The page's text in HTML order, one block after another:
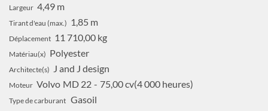
Largeur 4,49 m
Tirant d'eau (max.) 1,85 m
Déplacement 11 710,00 kg
Matériau(x) Polyester
Architecte(s) J and J design
Moteur Volvo MD 22 75,00 cv 4 000 heures
Type de carburant Gasoil